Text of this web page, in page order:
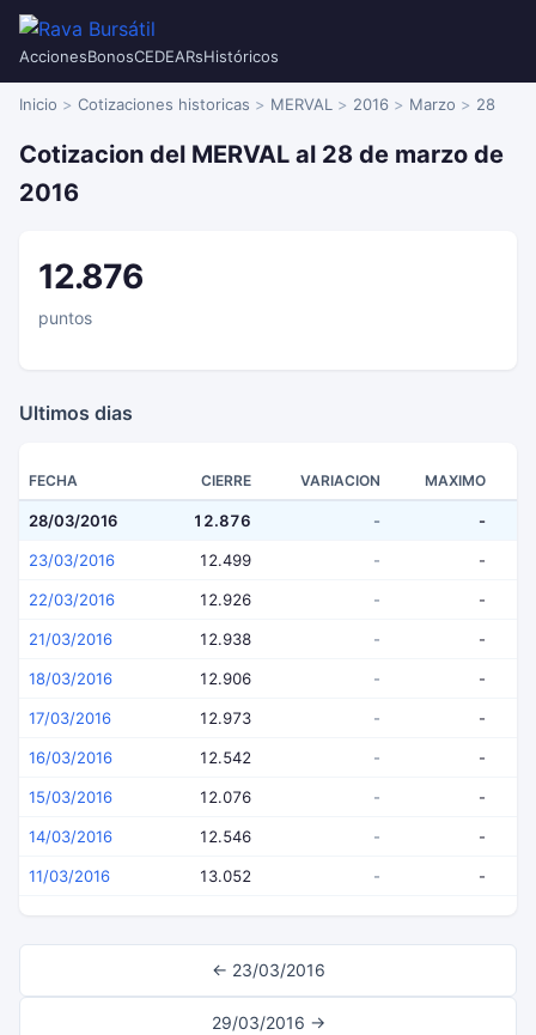
AccionesBonosCEDEARsHistóricos
Inicio Cotizaciones historicas MERVAL 2016 Marzo 28
Cotizacion del MERVAL al 28 de marzo de
2016
12.876
puntos
Ultimos dias
FECHA CIERRE VARIACION MAXIMO
28/03/2016 12.876 - -
23/03/2016 12.499 - -
22/03/2016 12.926 - -
21/03/2016 12.938 - -
18/03/2016 12.906 - -
17/03/2016 12.973 - -
16/03/2016 12.542 - -
15/03/2016 12.076 - -
14/03/2016 12.546 - -
11/03/2016 13.052 - -
← 23/03/2016
29/03/2016 →